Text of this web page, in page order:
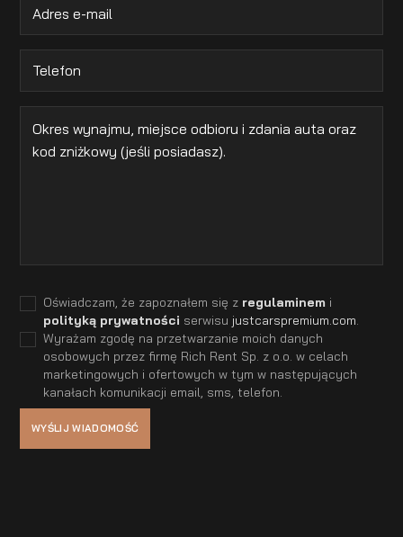
Oświadczam, że zapoznałem się z regulaminemi
polityką prywatności serwisu justcarspremium.com
Wyrażam zgodę na przetwarzanie moich danych
osobowych przez firmę Rich Rent Sp. z o.o. w celach
marketingowych i ofertowych w tym w następujących
kanałach komunikacji email, sms, telefon.